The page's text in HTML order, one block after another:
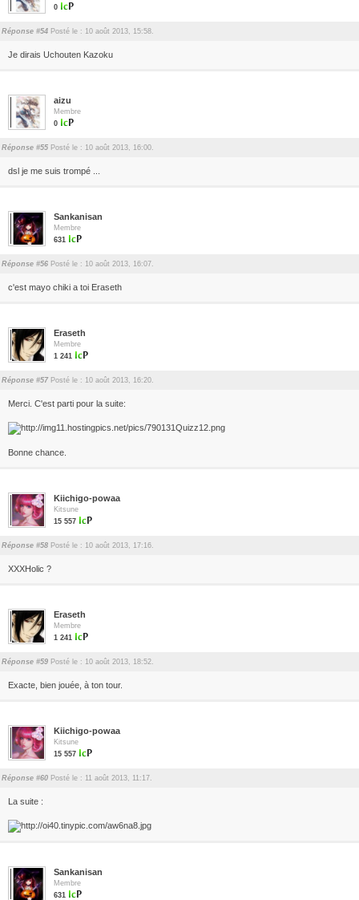
0
Réponse #54 Posté le : 10 août 2013, 15:58.
Je dirais Uchouten Kazoku
aizu
Membre
0
Réponse #55 Posté le : 10 août 2013, 16:00.
dsl je me suis trompé ...
Sankanisan
Membre
631
Réponse #56 Posté le : 10 août 2013, 16:07.
c'est mayo chiki a toi Eraseth
Eraseth
Membre
1 241
Réponse #57 Posté le : 10 août 2013, 16:20.
Merci. C'est parti pour la suite:
Bonne chance.
Kiichigo-powaa
Kitsune
15 557
Réponse #58 Posté le : 10 août 2013, 17:16.
XXXHolic ?
Eraseth
Membre
1 241
Réponse #59 Posté le : 10 août 2013, 18:52.
Exacte, bien jouée, à ton tour.
Kiichigo-powaa
Kitsune
15 557
Réponse #60 Posté le : 11 août 2013, 11:17.
La suite :
Sankanisan
Membre
631